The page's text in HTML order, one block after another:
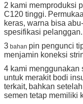
2 kami memproduksi
C120 tinggi.
keras, warna bisa
spesifikasi pelanggan.
3 bahan pin pengunci
menjamin koneksi
4 kami menggunakan
untuk merakit bodi
terkait, bahkan
semen tetap memiliki